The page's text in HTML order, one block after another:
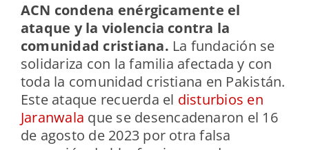
ACN condena enérgicamente el
ataque y la violencia contra la
comunidad cristiana. La fundación se
solidariza con la familia afectada y con
toda la comunidad cristiana en Pakistán.
Este ataque recuerda el disturbios en
Jaranwala que se desencadenaron el 16
de agosto de 2023 por otra falsa